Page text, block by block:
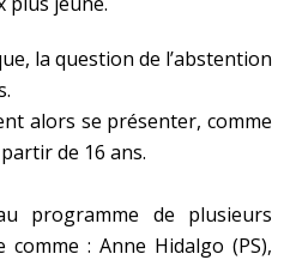
la question de l’abstention
alors se présenter, comme
de 16 ans.
programme de plusieurs
comme : Anne Hidalgo (PS),